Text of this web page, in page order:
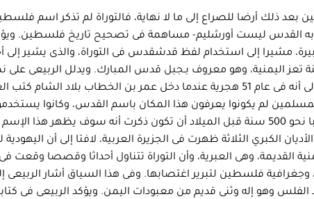
بعد ذلك أرضا للصراع إلى ما لا نهاية، فالتوراة لم تذكر اسم
كتابه القدس ليست أورشليم- مساهمة فى تصحيح تاريخ فلسطين.
مشيرا إلى استخدام لفظ قدشقدس فى التوراة، والذى يشير إلى
اليمنية، وهو معروف بـجبل قدس المبارك. ويدلل الربيعى على
حديث لا يرقي لأبعد من فترة الفتوحات الإسلامية ببلاد الشام، لافتا إلى أنه فى عام 51
لم يكونوا يعرفون هذا المكان باسم القدس، وكانوا
الكبري الثلاثة ظهرت فى الجزيرة العربية، لافتا إلى أن
القديمة، وهى العبرية، وأن التوراة تتناول أحداثا وقصصا
فلسطين لتبرير اغتصابها. وفى هذا السياق أشار
وهو إله وثنى قديم من معبودات اليمن. ويؤكد الربيعى فى